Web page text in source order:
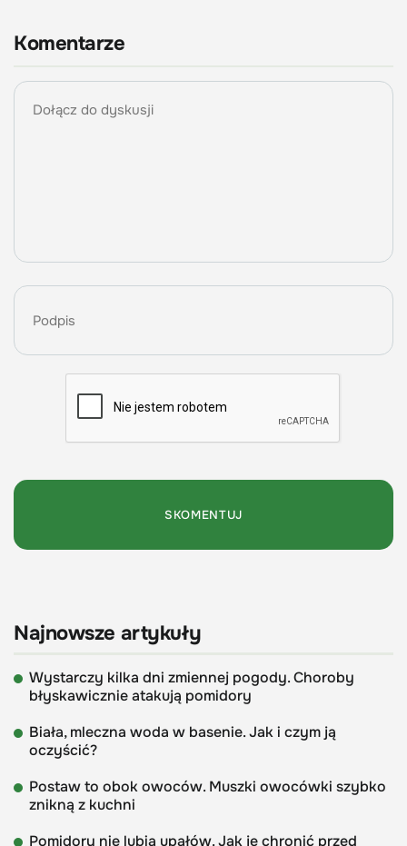
Komentarze
Najnowsze artykuły
Wystarczy kilka dni zmiennej pogody. Choroby
błyskawicznie atakują pomidory
Biała, mleczna woda w basenie. Jak i czym ją
oczyścić?
Postaw to obok owoców. Muszki owocówki szybko
znikną z kuchni
Pomidory nie lubią upałów. Jak je chronić przed